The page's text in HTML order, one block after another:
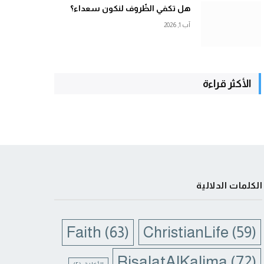
هل تكفي الظّروف لنكون سعداء؟
آب 1, 2026
الأكثر قراءة
الكلمات الدلالية
ChristianLife (59)
Faith (63)